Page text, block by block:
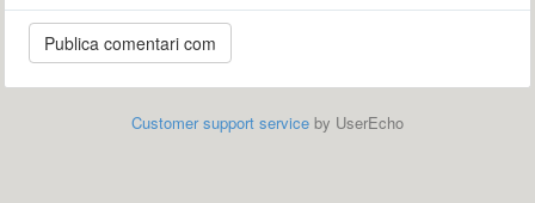
Customer support service by UserEcho